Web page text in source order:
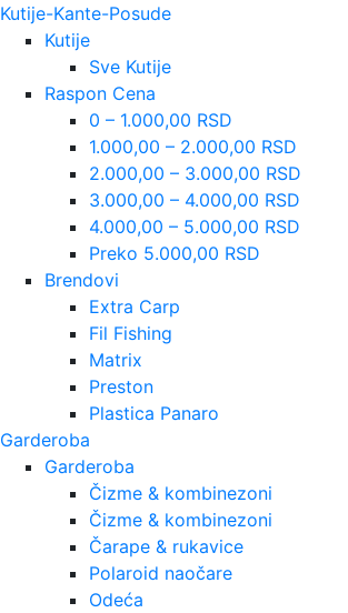
Kutije-Kante-Posude
Kutije
Sve Kutije
Raspon Cena
0 – 1.000,00 RSD
1.000,00 – 2.000,00 RSD
2.000,00 – 3.000,00 RSD
3.000,00 – 4.000,00 RSD
4.000,00 – 5.000,00 RSD
Preko 5.000,00 RSD
Brendovi
Extra Carp
Fil Fishing
Matrix
Preston
Plastica Panaro
Garderoba
Garderoba
Čizme & kombinezoni
Čizme & kombinezoni
Čarape & rukavice
Polaroid naočare
Odeća